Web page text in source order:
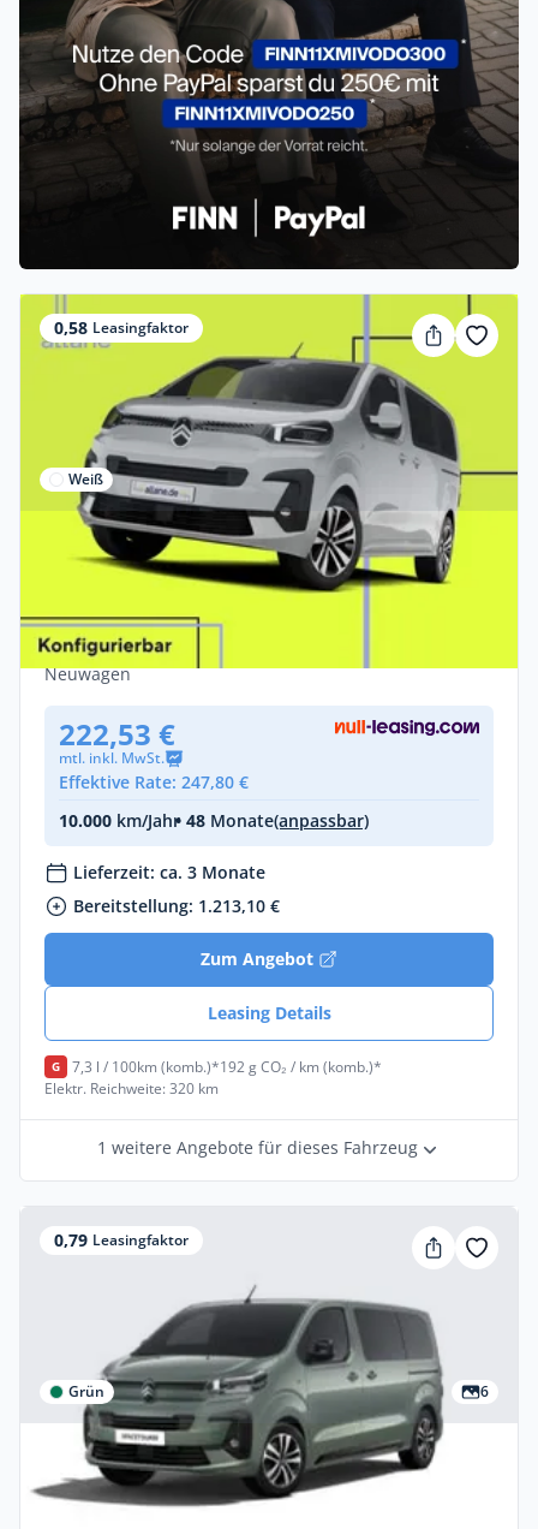
0,58 Leasingfaktor
Weiß
Gewerbe
Citroën SpaceTourer 2.0 BlueHDi 180 M
Plus EAT8
Diesel •Automatik •
Neuwagen
222,53 €
mtl. inkl. MwSt.
Effektive Rate: 247,80 €
10.000 km/Jahr• 48 Monate(anpassbar)
Lieferzeit: ca. 3 Monate
Bereitstellung: 1.213,10 €
Zum Angebot
Leasing Details
G 7,3 l / 100km (komb.)*192 g CO₂ / km (komb.)*
Elektr. Reichweite: 320 km
1 weitere Angebote für dieses Fahrzeug
0,79 Leasingfaktor
Grün 6
Gewerbe
Citroën SpaceTourer 🔥 8-Sitzer | PLUS |